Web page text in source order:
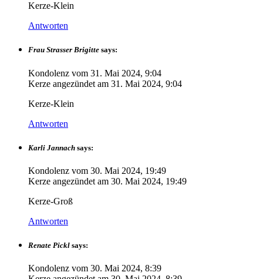
Kerze-Klein
Antworten
Frau Strasser Brigitte says:
Kondolenz vom 31. Mai 2024, 9:04
Kerze angezündet am 31. Mai 2024, 9:04
Kerze-Klein
Antworten
Karli Jannach says:
Kondolenz vom 30. Mai 2024, 19:49
Kerze angezündet am 30. Mai 2024, 19:49
Kerze-Groß
Antworten
Renate Pickl says:
Kondolenz vom 30. Mai 2024, 8:39